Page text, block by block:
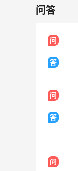
问答
问
答
问
答
问